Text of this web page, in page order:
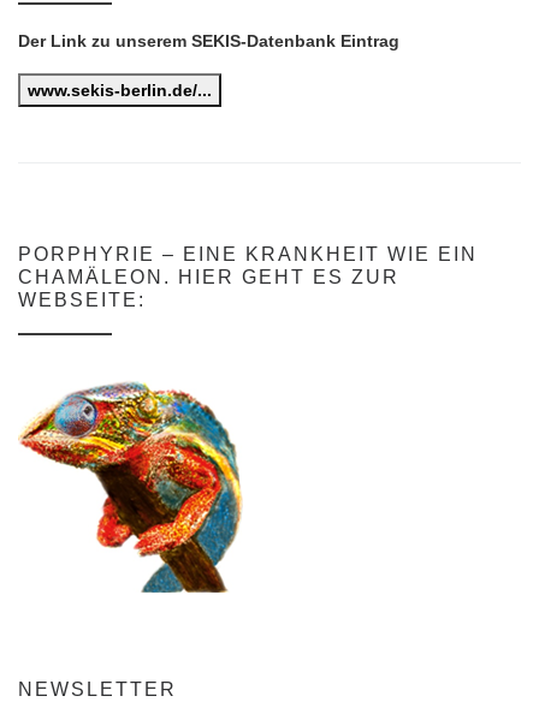
Der Link zu unserem SEKIS-Datenbank Eintrag
www.sekis-berlin.de/...
PORPHYRIE – EINE KRANKHEIT WIE EIN
CHAMÄLEON. HIER GEHT ES ZUR
WEBSEITE:
NEWSLETTER